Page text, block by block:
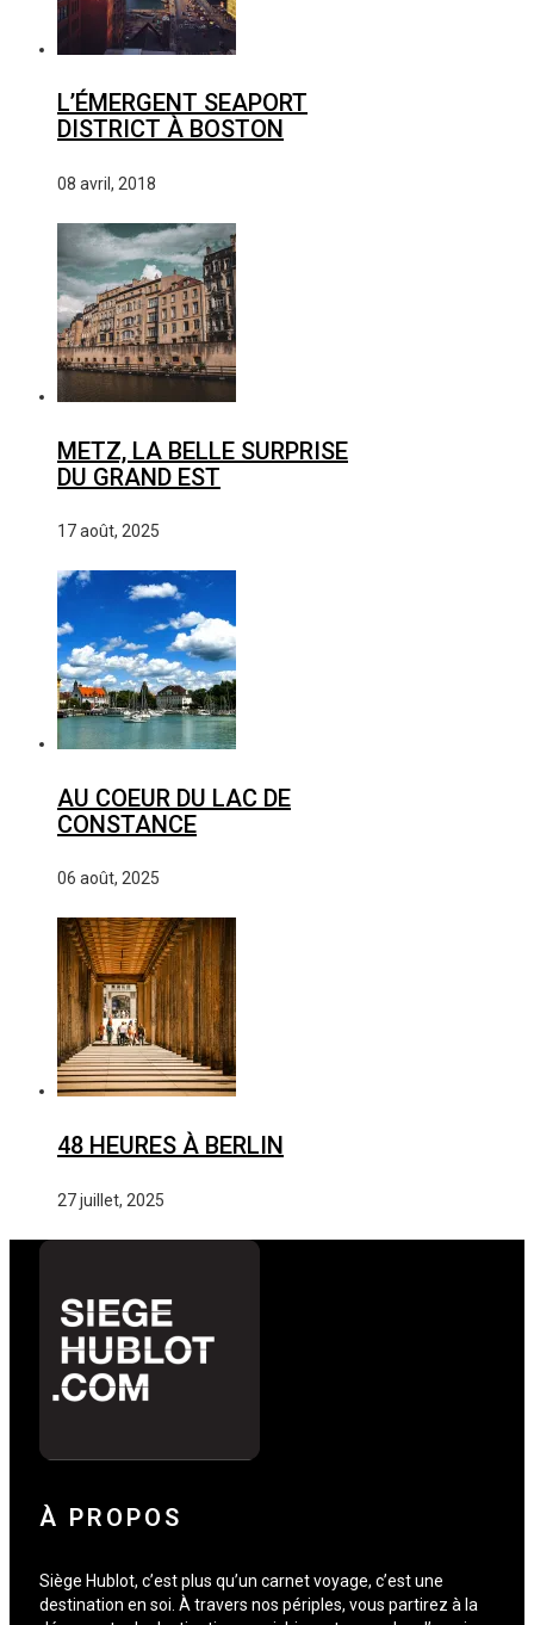
L’ÉMERGENT SEAPORT
DISTRICT À BOSTON
08 avril, 2018
METZ, LA BELLE SURPRISE
DU GRAND EST
17 août, 2025
AU COEUR DU LAC DE
CONSTANCE
06 août, 2025
48 HEURES À BERLIN
27 juillet, 2025
À PROPOS
Siège Hublot, c’est plus qu’un carnet voyage, c’est une
destination en soi. À travers nos périples, vous partirez à la